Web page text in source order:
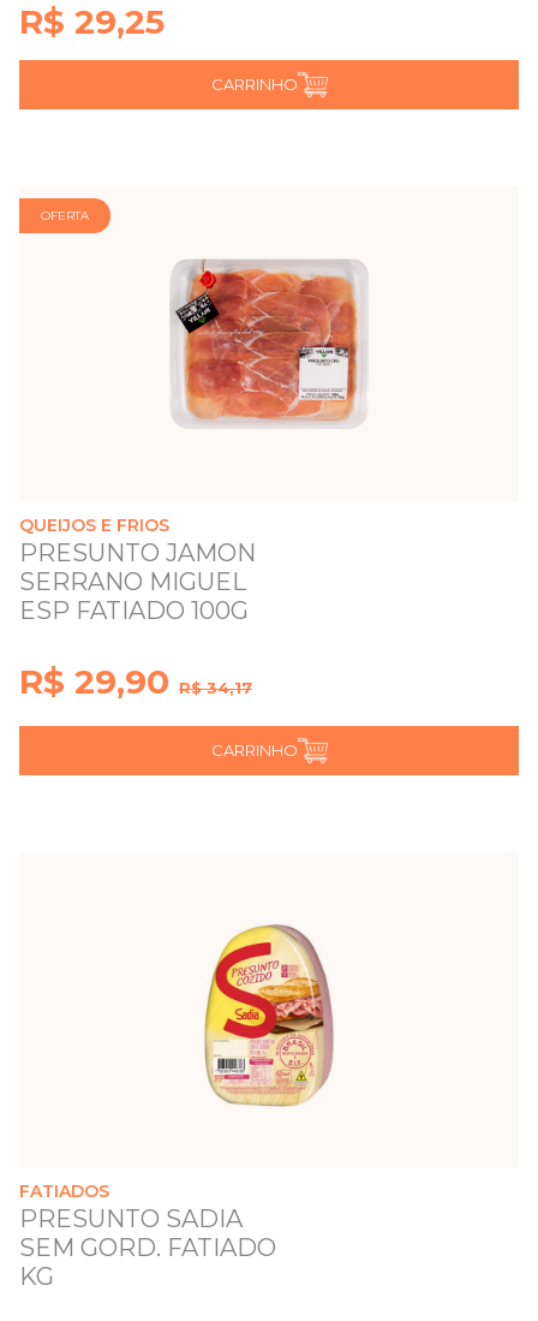
R$ 29,25
CARRINHO
OFERTA
QUEIJOS E FRIOS
PRESUNTO JAMON
SERRANO MIGUEL
ESP FATIADO 100G
R$ 29,90 R$ 34,17
CARRINHO
FATIADOS
PRESUNTO SADIA
SEM GORD. FATIADO
KG